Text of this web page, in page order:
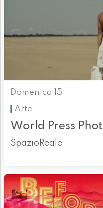
Domenica 15
Arte
World Press
SpazioReale